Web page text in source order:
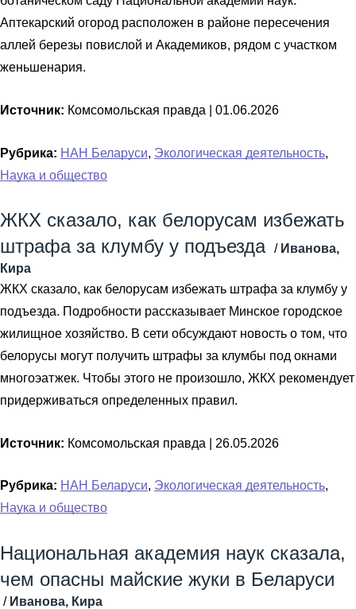
Аптекарский огород расположен в районе пересечения
аллей березы повислой и Академиков, рядом с участком
женьшенария.
Источник: Комсомольская правда | 01.06.2026
Рубрика: НАН Беларуси, Экологическая деятельность,
Наука и общество
ЖКХ сказало, как белорусам избежать
штрафа за клумбу у подъезда / Иванова,
Кира
ЖКХ сказало, как белорусам избежать штрафа за клумбу у
подъезда. Подробности рассказывает Минское городское
жилищное хозяйство. В сети обсуждают новость о том, что
белорусы могут получить штрафы за клумбы под окнами
многоэатжек. Чтобы этого не произошло, ЖКХ рекомендует
придерживаться определенных правил.
Источник: Комсомольская правда | 26.05.2026
Рубрика: НАН Беларуси, Экологическая деятельность,
Наука и общество
Национальная академия наук сказала,
чем опасны майские жуки в Беларуси
/ Иванова, Кира